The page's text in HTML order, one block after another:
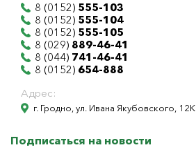
8 (0152) 555-103
8 (0152) 555-104
8 (0152) 555-105
8 (029) 889-46-41
8 (044) 741-46-41
8 (0152) 654-888
Адрес:
г. Гродно, ул. Ивана Якубовского, 12К
Подписаться на новости